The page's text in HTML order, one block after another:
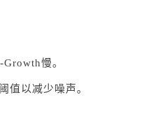
慢。
值以减少噪声。